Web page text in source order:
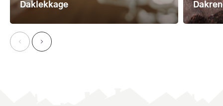
Daklekkage